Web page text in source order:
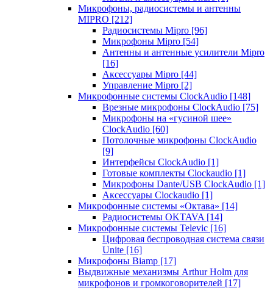
Микрофоны, радиосистемы и антенны
MIPRO [212]
Радиосистемы Mipro [96]
Микрофоны Mipro [54]
Антенны и антенные усилители Mipro
[16]
Аксессуары Mipro [44]
Управление Mipro [2]
Микрофонные системы ClockAudio [148]
Врезные микрофоны ClockAudio [75]
Микрофоны на «гусиной шее»
ClockAudio [60]
Потолочные микрофоны ClockAudio
[9]
Интерфейсы ClockAudio [1]
Готовые комплекты Clockaudio [1]
Микрофоны Dante/USB ClockAudio [1]
Аксессуары Clockaudio [1]
Микрофонные системы «Октава» [14]
Радиосистемы OKTAVA [14]
Микрофонные системы Televic [16]
Цифровая беспроводная система связи
Unite [16]
Микрофоны Biamp [17]
Выдвижные механизмы Arthur Holm для
микрофонов и громкоговорителей [17]